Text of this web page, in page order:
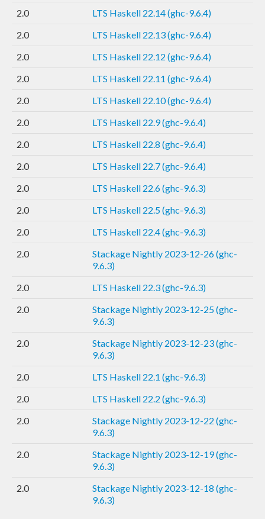
2.0
LTS Haskell 22.14 (ghc-9.6.4)
2.0
LTS Haskell 22.13 (ghc-9.6.4)
2.0
LTS Haskell 22.12 (ghc-9.6.4)
2.0
LTS Haskell 22.11 (ghc-9.6.4)
2.0
LTS Haskell 22.10 (ghc-9.6.4)
2.0
LTS Haskell 22.9 (ghc-9.6.4)
2.0
LTS Haskell 22.8 (ghc-9.6.4)
2.0
LTS Haskell 22.7 (ghc-9.6.4)
2.0
LTS Haskell 22.6 (ghc-9.6.3)
2.0
LTS Haskell 22.5 (ghc-9.6.3)
2.0
LTS Haskell 22.4 (ghc-9.6.3)
2.0
Stackage Nightly 2023-12-26 (ghc-
9.6.3)
2.0
LTS Haskell 22.3 (ghc-9.6.3)
2.0
Stackage Nightly 2023-12-25 (ghc-
9.6.3)
2.0
Stackage Nightly 2023-12-23 (ghc-
9.6.3)
2.0
LTS Haskell 22.1 (ghc-9.6.3)
2.0
LTS Haskell 22.2 (ghc-9.6.3)
2.0
Stackage Nightly 2023-12-22 (ghc-
9.6.3)
2.0
Stackage Nightly 2023-12-19 (ghc-
9.6.3)
2.0
Stackage Nightly 2023-12-18 (ghc-
9.6.3)